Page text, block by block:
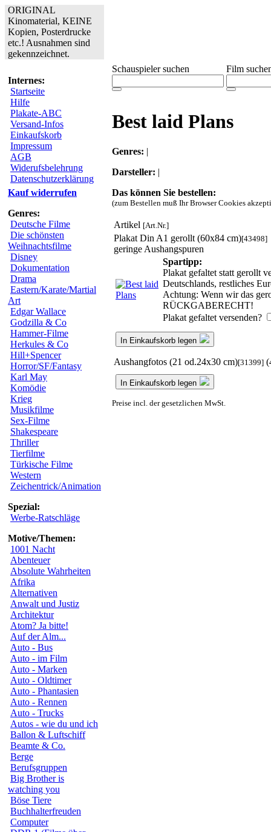
ORIGINAL
Kinomaterial, KEINE
Kopien, Posterdrucke
etc.! Ausnahmen sind
gekennzeichnet.
Internes:
Startseite
Hilfe
Plakate-ABC
Versand-Infos
Einkaufskorb
Impressum
AGB
Widerufsbelehrung
Datenschutzerklärung
Kauf widerrufen
Genres:
Deutsche Filme
Die schönsten
Weihnachtsfilme
Disney
Dokumentation
Drama
Eastern/Karate/Martial
Art
Edgar Wallace
Godzilla & Co
Hammer-Filme
Herkules & Co
Hill+Spencer
Horror/SF/Fantasy
Karl May
Komödie
Krieg
Musikfilme
Sex-Filme
Shakespeare
Thriller
Tierfilme
Türkische Filme
Western
Zeichentrick/Animation
Spezial:
Werbe-Ratschläge
Motive/Themen:
1001 Nacht
Abenteuer
Absolute Wahrheiten
Afrika
Alternativen
Anwalt und Justiz
Architektur
Atom? Ja bitte!
Auf der Alm...
Auto - Bus
Auto - im Film
Auto - Marken
Auto - Oldtimer
Auto - Phantasien
Auto - Rennen
Auto - Trucks
Autos - wie du und ich
Ballon & Luftschiff
Beamte & Co.
Berge
Berufsgruppen
Big Brother is
watching you
Böse Tiere
Buchhalterfreuden
Computer
Schauspieler suchen Film
Best laid Plans
Genres: |
Darsteller: |
Das können Sie bestellen:
(zum Bestellen muß Ihr Browser Cookies
Artikel [Art.Nr.]
Plakat Din A1 gerollt (60x84 cm)[43498]
geringe Aushangspuren
Spartipp:
Plakat gefaltet statt gerollt
Deutschlands, restliches
Achtung: Wenn wir das
RÜCKGABERECHT!
Plakat gefaltet versenden?
In Einkaufskorb legen
Aushangfotos (21 od.24x30 cm)[31399]
In Einkaufskorb legen
Preise incl. der gesetzlichen MwSt.